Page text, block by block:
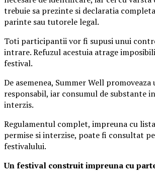
trebuie sa prezinte si declaratia
parinte sau tutorele legal.
Toti participantii vor fi supusi unui
intrare. Refuzul acestuia atrage
festival.
De asemenea, Summer Well
responsabil, iar consumul de substante
interzis.
Regulamentul complet, impreuna cu
permise si interzise, poate fi consultat
festivalului.
Un festival construitimpreuna cu